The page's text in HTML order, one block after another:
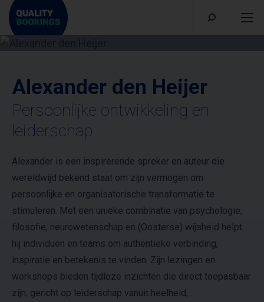
Alexander den Heijer
Persoonlijke ontwikkeling en
leiderschap
Alexander is een inspirerende spreker en auteur die
wereldwijd bekend staat om zijn vermogen om
persoonlijke en organisatorische transformatie te
stimuleren. Met een unieke combinatie van psychologie,
filosofie, neurowetenschap en (Oosterse) wijsheid helpt
hij individuen en teams om authentieke verbinding,
inspiratie en betekenis te vinden. Zijn lezingen en
workshops bieden tijdloze inzichten die direct toepasbaar
zijn, gericht op leiderschap vanuit heelheid,